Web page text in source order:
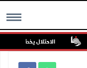
MENU
الاحتلال يخطر بإزالة